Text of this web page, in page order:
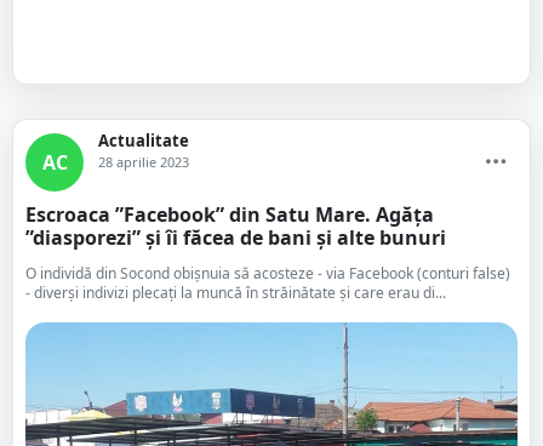
AC
Actualitate
28 aprilie 2023
Escroaca ”Facebook” din Satu Mare. Agăța
”diasporezi” și îi făcea de bani și alte bunuri
O individă din Socond obișnuia să acosteze - via Facebook (conturi false)
- diverși indivizi plecați la muncă în străinătate și care erau di...